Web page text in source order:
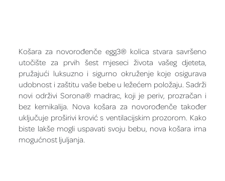
Košara za novorođenče egg3® kolica stvara savršeno
utočište za prvih šest mjeseci života vašeg djeteta,
pružajući luksuzno i sigurno okruženje koje osigurava
udobnost i zaštitu vaše bebe u ležećem položaju. Sadrži
novi održivi Sorona® madrac, koji je periv, prozračan i
bez kemikalija. Nova košara za novorođenče također
uključuje proširivi krović s ventilacijskim prozorom. Kako
biste lakše mogli uspavati svoju bebu, nova košara ima
mogućnost ljuljanja.